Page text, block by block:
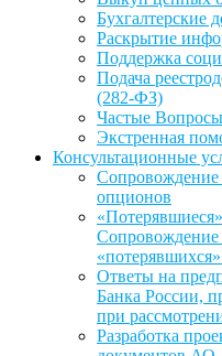
Бухгалтерские
Раскрытие
Поддержка
Подача
(282-ФЗ)
Частые Вопросы
Экстренная
Консультационные
Сопровождение
опционов
Сопровождение
Ответы на
Банка России,
при
Разработка